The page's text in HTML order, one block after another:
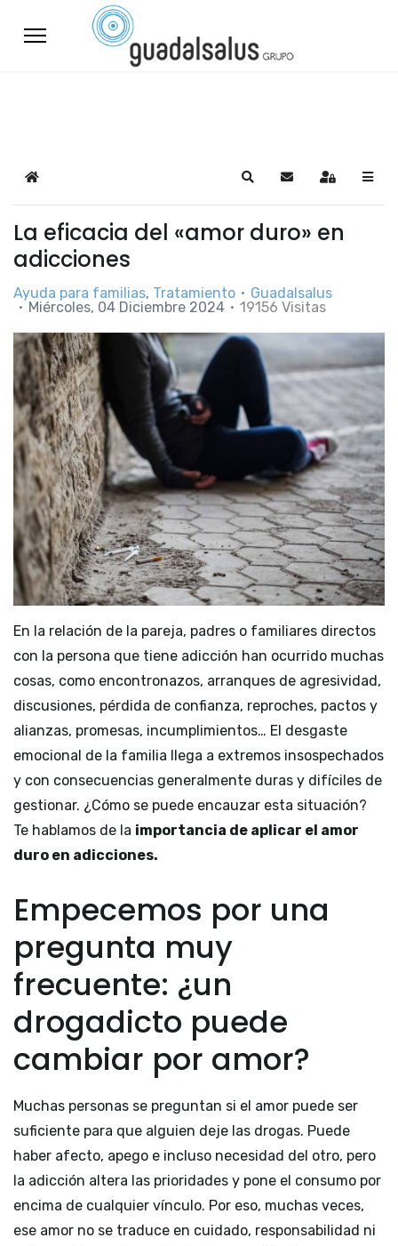
Home SearchSuscribirse a las
Sign In
La eficacia del «amor duro» en
adicciones
Ayuda para familias Tratamiento
Guadalsalus
Miércoles, 04 Diciembre 2024
19156 Visitas
En la relación de la pareja, padres o familiares directos
con la persona que tiene adicción han ocurrido muchas
cosas, como encontronazos, arranques de agresividad,
discusiones, pérdida de confianza, reproches, pactos y
alianzas, promesas, incumplimientos… El desgaste
emocional de la familia llega a extremos insospechados
y con consecuencias generalmente duras y difíciles de
gestionar. ¿Cómo se puede encauzar esta situación?
Te hablamos de la importancia de aplicar el amor
duro en adicciones.
Empecemos por una
pregunta muy
frecuente: ¿un
drogadicto puede
cambiar por amor?
Muchas personas se preguntan si el amor puede ser
suficiente para que alguien deje las drogas. Puede
haber afecto, apego e incluso necesidad del otro, pero
la adicción altera las prioridades y pone el consumo por
encima de cualquier vínculo. Por eso, muchas veces,
ese amor no se traduce en cuidado, responsabilidad ni